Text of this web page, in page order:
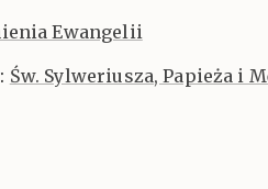
Ewangelii
Św. Sylweriusza, Papieża i